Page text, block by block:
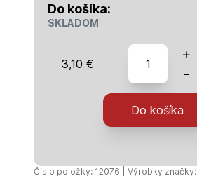
Do košíka:
SKLADOM
3,10 €
množstvo
Páska
45mx48mm
samolepiaca
+
-
Do košíka
Číslo položky: 12076 | Výrobky značky: